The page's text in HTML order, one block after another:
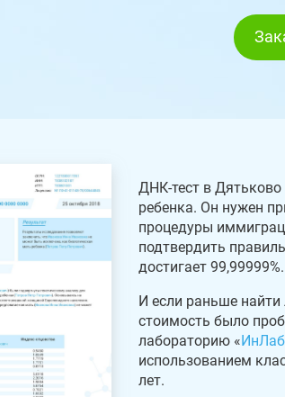
ДНК-тест в Дятьково
ребенка. Он нужен
процедуры
подтвердить
достигает 99,99999%.
И если раньше
стоимость было
лабораторию «ИнЛаб
использованием
лет.